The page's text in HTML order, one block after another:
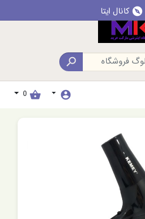
explore کانال ایتا

account_circle
shopping_basket
0